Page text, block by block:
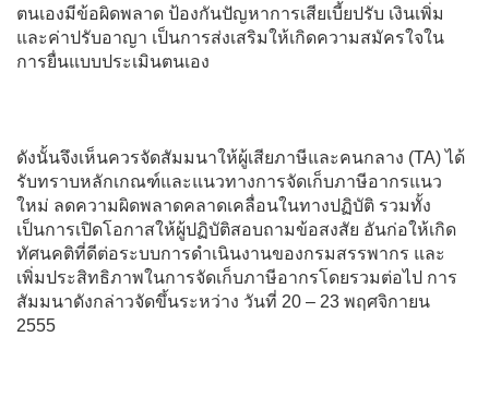
ตนเองมีข้อผิดพลาด ป้องกันปัญหาการเสียเบี้ยปรับ เงินเพิ่ม
และค่าปรับอาญา เป็นการส่งเสริมให้เกิดความสมัครใจใน
การยื่นแบบประเมินตนเอง
ดังนั้นจึงเห็นควรจัดสัมมนาให้ผู้เสียภาษีและคนกลาง (TA) ได้
รับทราบหลักเกณฑ์และแนวทางการจัดเก็บภาษีอากรแนว
ใหม่ ลดความผิดพลาดคลาดเคลื่อนในทางปฏิบัติ รวมทั้ง
เป็นการเปิดโอกาสให้ผู้ปฏิบัติสอบถามข้อสงสัย อันก่อให้เกิด
ทัศนคติที่ดีต่อระบบการดำเนินงานของกรมสรรพากร และ
เพิ่มประสิทธิภาพในการจัดเก็บภาษีอากรโดยรวมต่อไป การ
สัมมนาดังกล่าวจัดขึ้นระหว่าง วันที่ 20 – 23 พฤศจิกายน
2555